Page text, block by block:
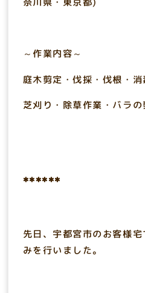
～作業内容～
庭木剪定・伐採・伐根・消
芝刈り・除草作業・バラ
******
先日、宇都宮市のお客様
みを行いました。